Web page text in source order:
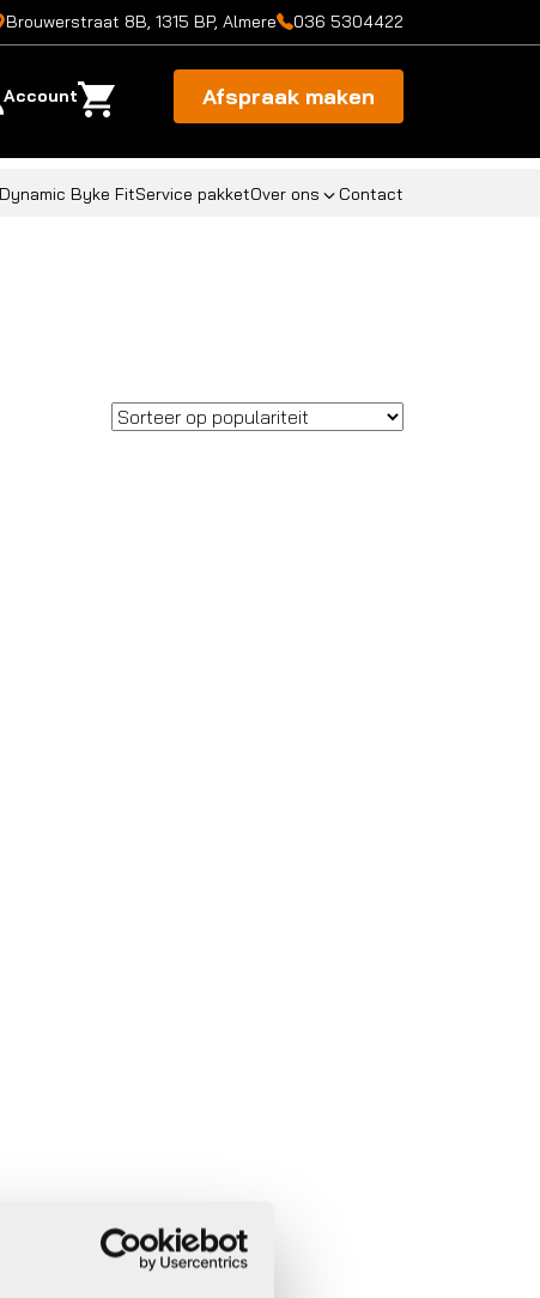
Brouwerstraat 8B, 1315 BP, Almere 036 5304422
Account Afspraak maken
Dynamic Byke FitService pakketOver ons Contact